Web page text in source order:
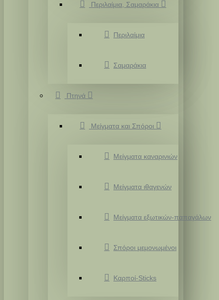
Περιλαίμια, Σαμαράκια
Περιλαίμια
Σαμαράκια
Πτηνά
Μείγματα και Σπόροι
Μείγματα καναρινιών
Μείγματα ιθαγενών
Μείγματα εξωτικών-παπαγάλων
Σπόροι μεμονωμένοι
Καρποί-Sticks